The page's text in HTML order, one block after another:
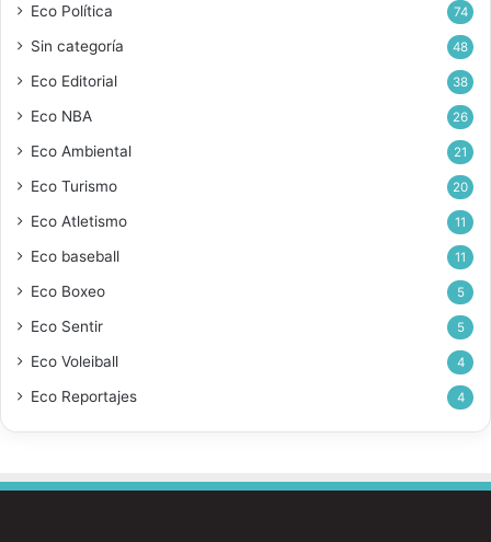
Eco Política 74
Sin categoría 48
Eco Editorial 38
Eco NBA 26
Eco Ambiental 21
Eco Turismo 20
Eco Atletismo 11
Eco baseball 11
Eco Boxeo 5
Eco Sentir 5
Eco Voleiball 4
Eco Reportajes 4